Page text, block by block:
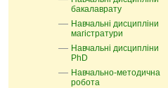
бакалаврату
Навчальні дисципліни
магістратури
Навчальні дисципліни
PhD
Навчально-методична
робота